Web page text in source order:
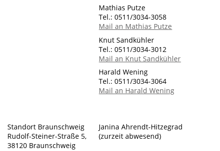
Mathias Putze
Tel.: 0511/3034-3058
Mail an Mathias Putze
Knut Sandkühler
Tel.: 0511/3034-3012
Mail an Knut Sandkühler
Harald Wening
Tel.: 0511/3034-3064
Mail an Harald Wening
Standort Braunschweig
Rudolf-Steiner-Straße 5,
38120 Braunschweig
Janina Ahrendt-Hitzegrad
(zurzeit abwesend)